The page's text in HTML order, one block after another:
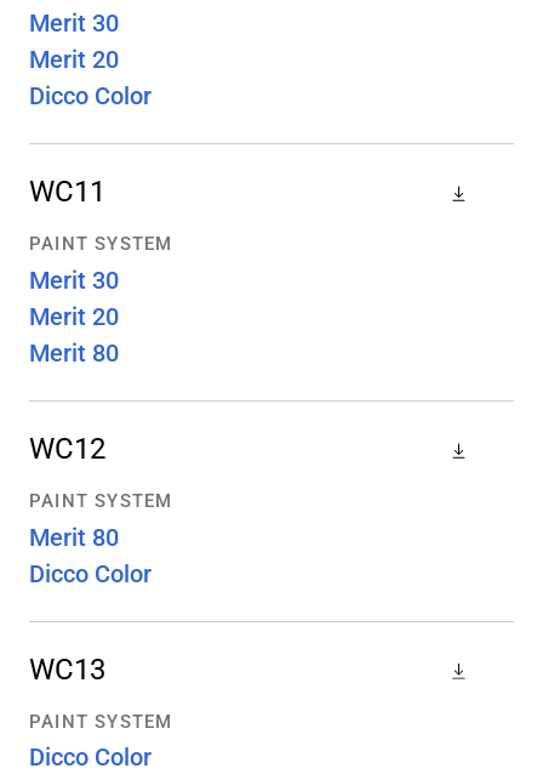
Merit 30
Merit 20
Dicco Color
WC11
PAINT SYSTEM
Merit 30
Merit 20
Merit 80
WC12
PAINT SYSTEM
Merit 80
Dicco Color
WC13
PAINT SYSTEM
Dicco Color